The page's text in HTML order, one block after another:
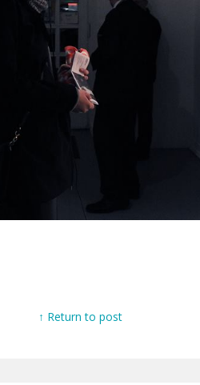
↑ Return to post